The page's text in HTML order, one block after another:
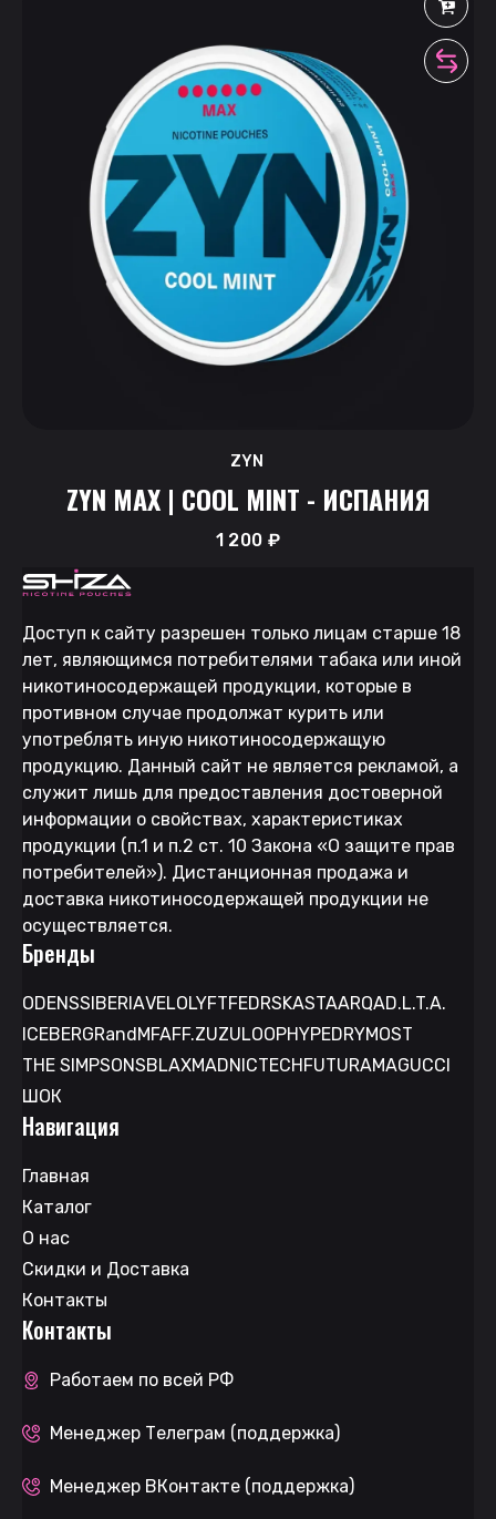
ZYN
ZYN MAX | COOL MINT - ИСПАНИЯ
1 200 ₽
Доступ к сайту разрешен только лицам старше 18
лет, являющимся потребителями табака или иной
никотиносодержащей продукции, которые в
противном случае продолжат курить или
употреблять иную никотиносодержащую
продукцию. Данный сайт не является рекламой, а
служит лишь для предоставления достоверной
информации о свойствах, характеристиках
продукции (п.1 и п.2 ст. 10 Закона «О защите прав
потребителей»). Дистанционная продажа и
доставка никотиносодержащей продукции не
осуществляется.
Бренды
ODENSSIBERIAVELOLYFTFEDRSKASTAARQAD.L.T.A.
ICEBERGRandMFAFF.ZUZULOOPHYPEDRYMOST
THE SIMPSONSBLAXMADNICTECHFUTURAMAGUCCI
ШОК
Навигация
Главная
Каталог
О нас
Скидки и Доставка
Контакты
Контакты
Работаем по всей РФ
Менеджер Телеграм (поддержка)
Менеджер ВКонтакте (поддержка)